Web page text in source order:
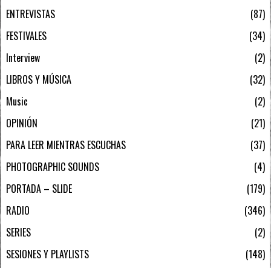
ENTREVISTAS
87
FESTIVALES
34
Interview
2
LIBROS Y MÚSICA
32
Music
2
OPINIÓN
21
PARA LEER MIENTRAS ESCUCHAS
37
PHOTOGRAPHIC SOUNDS
4
PORTADA – SLIDE
179
RADIO
346
SERIES
2
SESIONES Y PLAYLISTS
148